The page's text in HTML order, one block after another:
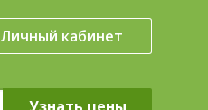
Личный кабинет